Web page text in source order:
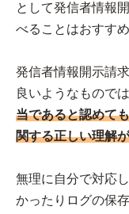
として発信者情報
べることはおすす
発信者情報開示請
良いようなもので
当であると認めて
関する正しい理解
無理に自分で対応
かったりログの保